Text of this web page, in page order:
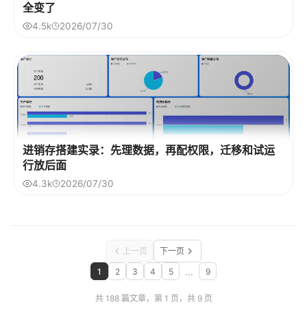
全变了
4.5k 2026/07/30
进销存搭建实录：先理数据，再配权限，迁移和试运
行放后面
4.3k 2026/07/30
上一页
1
2 3 4 5 ... 9
下一页
共 188 篇文章，第 1 页，共 9 页